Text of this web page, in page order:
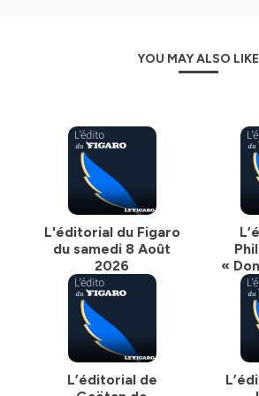
YOU MAY ALSO LIKE
L'éditorial du Figaro
du samedi 8 Août
2026
«
L’éditorial de